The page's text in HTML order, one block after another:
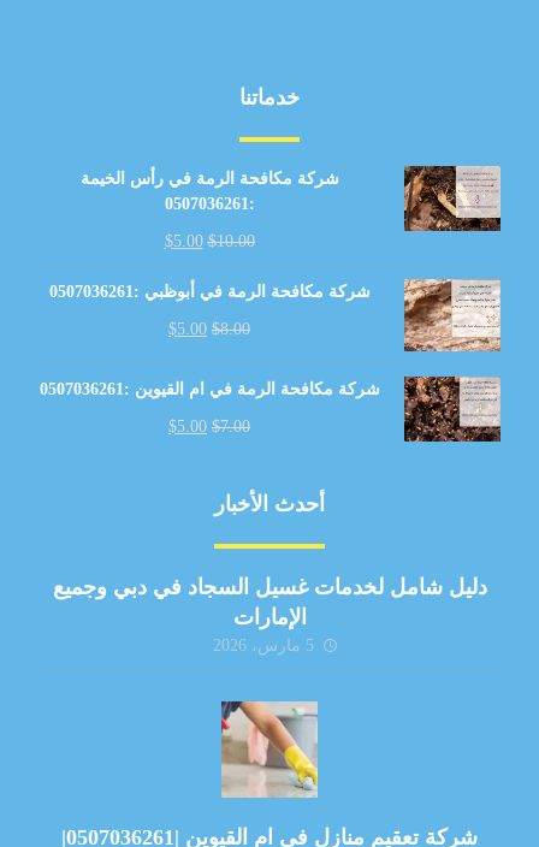
خدماتنا
شركة مكافحة الرمة في رأس الخيمة
:0507036261
$10.00
$5.00
شركة مكافحة الرمة في أبوظبي :0507036261
$8.00
$5.00
شركة مكافحة الرمة في ام القيوين :0507036261
$7.00
$5.00
أحدث الأخبار
دليل شامل لخدمات غسيل السجاد في دبي وجميع
الإمارات
5 مارس، 2026
شركة تعقيم منازل في ام القيوين |0507036261|